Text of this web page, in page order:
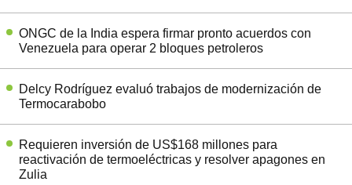
ONGC de la India espera firmar pronto acuerdos con
Venezuela para operar 2 bloques petroleros
Delcy Rodríguez evaluó trabajos de modernización de
Termocarabobo
Requieren inversión de US$168 millones para
reactivación de termoeléctricas y resolver apagones en
Zulia